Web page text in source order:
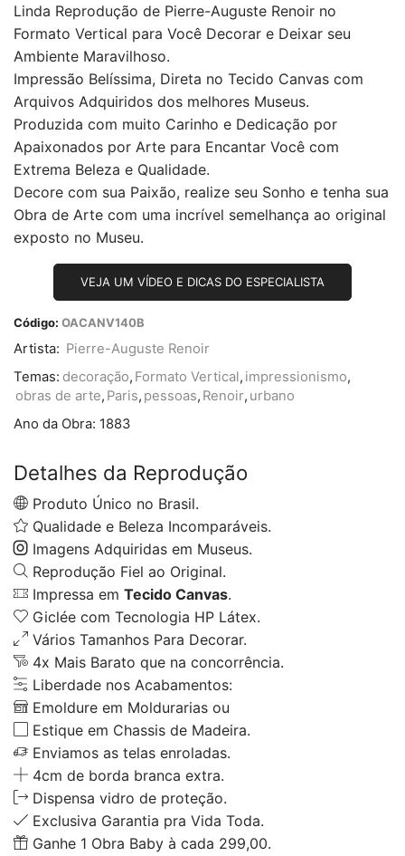
Linda Reprodução de Pierre-Auguste Renoir no
Formato Vertical para Você Decorar e Deixar seu
Ambiente Maravilhoso.
Impressão Belíssima, Direta no Tecido Canvas com
Arquivos Adquiridos dos melhores Museus.
Produzida com muito Carinho e Dedicação por
Apaixonados por Arte para Encantar Você com
Extrema Beleza e Qualidade.
Decore com sua Paixão, realize seu Sonho e tenha sua
Obra de Arte com uma incrível semelhança ao original
exposto no Museu.
VEJA UM VÍDEO E DICAS DO ESPECIALISTA
Código: OACANV140B
Artista: Pierre-Auguste Renoir
Temas: decoração, Formato Vertical , impressionismo,
obras de arte, Paris, pessoas, Renoir, urbano
Ano da Obra: 1883
Detalhes da Reprodução
Produto Único no Brasil.
Qualidade e Beleza Incomparáveis.
Imagens Adquiridas em Museus.
Reprodução Fiel ao Original.
Impressa em Tecido Canvas.
Giclée com Tecnologia HP Látex.
Vários Tamanhos Para Decorar.
4x Mais Barato que na concorrência.
Liberdade nos Acabamentos:
Emoldure em Moldurarias ou
Estique em Chassis de Madeira.
Enviamos as telas enroladas.
4cm de borda branca extra.
Dispensa vidro de proteção.
Exclusiva Garantia pra Vida Toda.
Ganhe 1 Obra Baby à cada 299,00.